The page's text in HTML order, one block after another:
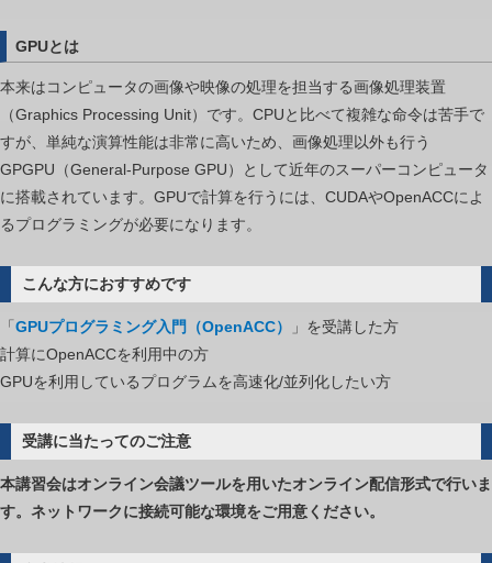
は
GPUとは
本来はコンピュータの画像や映像の処理を担当する画像処理装置
（Graphics Processing Unit）です。CPUと比べて複雑な命令は苦手で
すが、単純な演算性能は非常に高いため、画像処理以外も行う
GPGPU（General-Purpose GPU）として近年のスーパーコンピュータ
に搭載されています。GPUで計算を行うには、CUDAやOpenACCによ
るプログラミングが必要になります。
こんな方におすすめです
「 GPUプログラミング入門（OpenACC）
」を受講した方
計算にOpenACCを利用中の方
GPUを利用しているプログラムを高速化/並列化したい方
受講に当たってのご注意
本講習会はオンライン会議ツールを用いたオンライン配信形式で行いま
す。ネットワークに接続可能な環境をご用意ください。